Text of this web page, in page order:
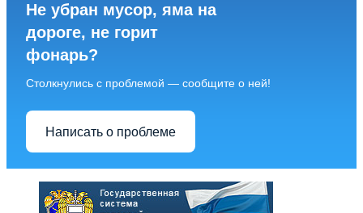
Не убран мусор, яма на
дороге, не горит
фонарь?
Столкнулись с проблемой — сообщите о ней!
Написать о проблеме